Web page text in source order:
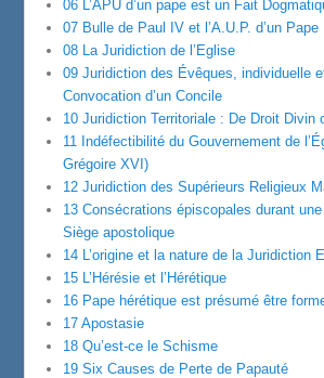
06 L’APU d’un pape est un Fait
07 Bulle de Paul IV et l’A.U.P. d’un Pape
08 La Juridiction de l’Eglise
09 Juridiction des Évêques, individuelle
Convocation d’un Concile
10 Juridiction Territoriale : De Droit Divin
11 Indéfectibilité du Gouvernement de
Grégoire XVI)
12 Juridiction des Supérieurs Religieux
13 Consécrations épiscopales durant
Siège apostolique
14 L’origine et la nature de la Juridiction
15 L’Hérésie et l’Hérétique
16 Pape hérétique est présumé être
17 Apostasie
18 Qu’est-ce le Schisme
19 Six Causes de Perte de Papauté